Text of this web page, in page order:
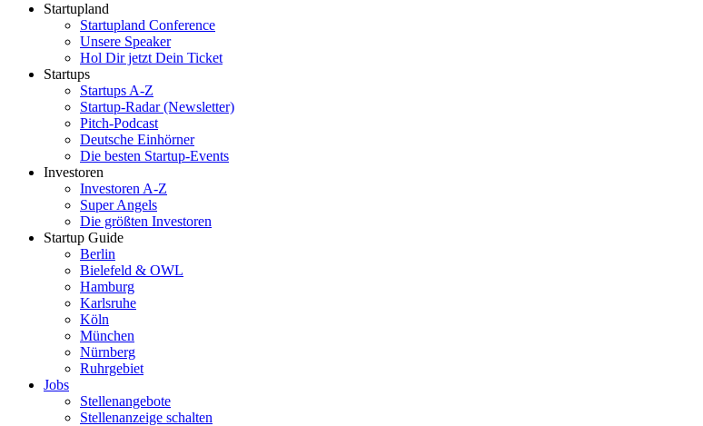
Startupland
Startupland Conference
Unsere Speaker
Hol Dir jetzt Dein Ticket
Startups
Startups A-Z
Startup-Radar (Newsletter)
Pitch-Podcast
Deutsche Einhörner
Die besten Startup-Events
Investoren
Investoren A-Z
Super Angels
Die größten Investoren
Startup Guide
Berlin
Bielefeld & OWL
Hamburg
Karlsruhe
Köln
München
Nürnberg
Ruhrgebiet
Jobs
Stellenangebote
Stellenanzeige schalten